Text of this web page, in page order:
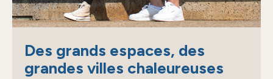
Des grands espaces, des
grandes villes chaleureuses